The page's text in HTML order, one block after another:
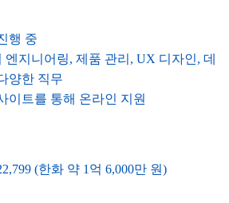
행 중
엔지니어링, 제품 관리, UX 디자인, 데
양한 직무
이트를 통해 온라인 지원
(한화 약 1억 6,000만 원)